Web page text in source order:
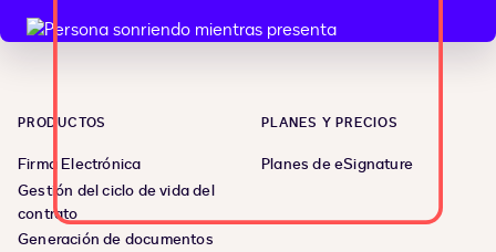
PRODUCTOS
Firma Electrónica
Gestión del ciclo de vida del
contrato
Generación de documentos
PLANES Y PRECIOS
Planes de eSignature